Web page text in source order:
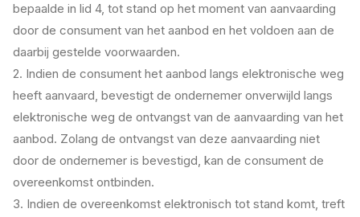
bepaalde in lid 4, tot stand op het moment van aanvaarding
door de consument van het aanbod en het voldoen aan de
daarbij gestelde voorwaarden.
2. Indien de consument het aanbod langs elektronische weg
heeft aanvaard, bevestigt de ondernemer onverwijld langs
elektronische weg de ontvangst van de aanvaarding van het
aanbod. Zolang de ontvangst van deze aanvaarding niet
door de ondernemer is bevestigd, kan de consument de
overeenkomst ontbinden.
3. Indien de overeenkomst elektronisch tot stand komt, treft